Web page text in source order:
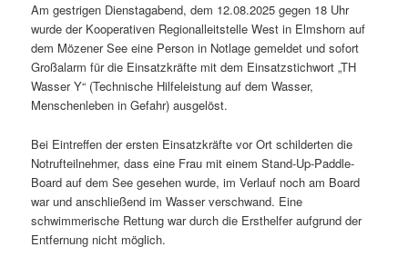
Am gestrigen Dienstagabend, dem 12.08.2025 gegen 18 Uhr
wurde der Kooperativen Regionalleitstelle West in Elmshorn auf
dem Mözener See eine Person in Notlage gemeldet und sofort
Großalarm für die Einsatzkräfte mit dem Einsatzstichwort „TH
Wasser Y“ (Technische Hilfeleistung auf dem Wasser,
Menschenleben in Gefahr) ausgelöst.
Bei Eintreffen der ersten Einsatzkräfte vor Ort schilderten die
Notrufteilnehmer, dass eine Frau mit einem Stand-Up-Paddle-
Board auf dem See gesehen wurde, im Verlauf noch am Board
war und anschließend im Wasser verschwand. Eine
schwimmerische Rettung war durch die Ersthelfer aufgrund der
Entfernung nicht möglich.